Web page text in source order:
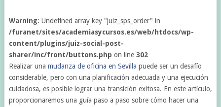
Warning: Undefined array key "juiz_sps_order" in
/furanet/sites/academiasycursos.es/web/htdocs/wp-
content/plugins/juiz-social-post-
sharer/inc/front/buttons.php on line 302
Realizar una mudanza de oficina en Sevilla puede ser un desafío
considerable, pero con una planificación adecuada y una ejecución
cuidadosa, es posible lograr una transición exitosa. En este artículo,
proporcionaremos una guía paso a paso sobre cómo hacer una